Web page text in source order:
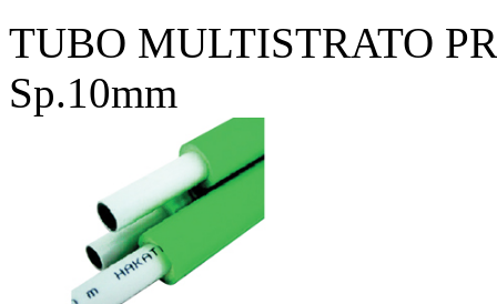
TUBO MULTISTRATO
Sp.10mm